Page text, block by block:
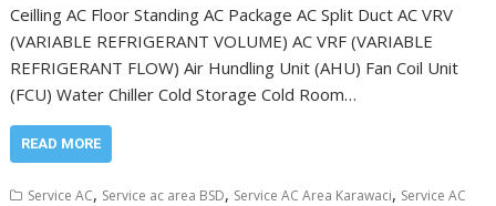
Ceilling AC Floor Standing AC Package AC Split Duct AC VRV
(VARIABLE REFRIGERANT VOLUME) AC VRF (VARIABLE
REFRIGERANT FLOW) Air Hundling Unit (AHU) Fan Coil Unit
(FCU) Water Chiller Cold Storage Cold Room…
READ MORE
Service AC, Service ac area BSD, Service AC Area Karawaci, Service AC